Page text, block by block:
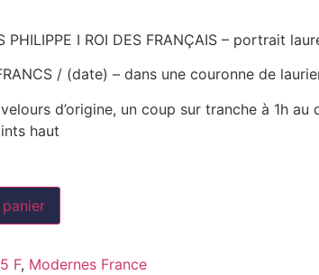
PHILIPPE I ROI DES FRANÇAIS – portrait
/ (date) – dans une couronne de
d’origine, un coup sur tranche à 1h au
haut
5 F, Modernes France